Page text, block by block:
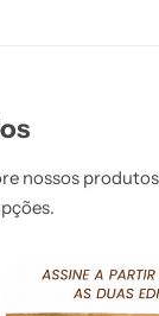
nossos produtos